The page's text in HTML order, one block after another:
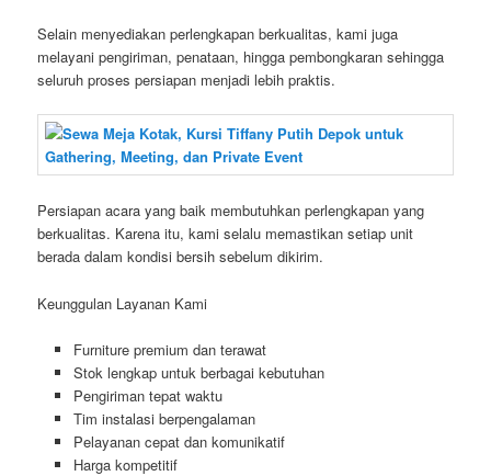
Selain menyediakan perlengkapan berkualitas, kami juga
melayani pengiriman, penataan, hingga pembongkaran sehingga
seluruh proses persiapan menjadi lebih praktis.
Persiapan acara yang baik membutuhkan perlengkapan yang
berkualitas. Karena itu, kami selalu memastikan setiap unit
berada dalam kondisi bersih sebelum dikirim.
Keunggulan Layanan Kami
Furniture premium dan terawat
Stok lengkap untuk berbagai kebutuhan
Pengiriman tepat waktu
Tim instalasi berpengalaman
Pelayanan cepat dan komunikatif
Harga kompetitif